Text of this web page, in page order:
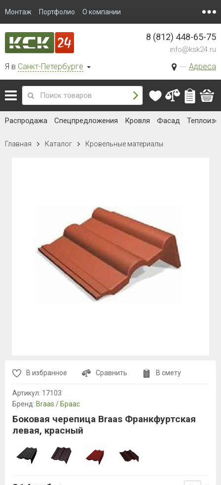
Монтаж Портфолио О компании
Я в Санкт-Петербурге Адреса
8 (812) 448-65-75
info@ksk24.ru
Распродажа Спецпредложения Кровля Фасад
Главная Каталог Кровельные материалы
В избранное Сравнить В смету
Артикул: 17103
Бренд: Braas / Браас
Боковая черепица Braas Франкфуртская
левая, красный